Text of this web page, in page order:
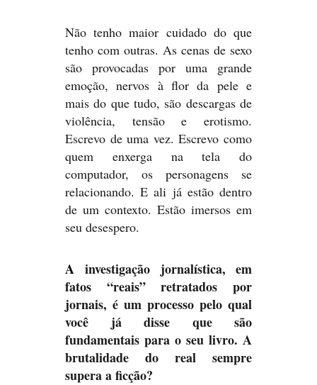
Não tenho maior cuidado do que
tenho com outras. As cenas de sexo
são provocadas por uma grande
emoção, nervos à flor da pele e
mais do que tudo, são descargas de
violência, tensão e erotismo.
Escrevo de uma vez. Escrevo como
quem enxerga na tela do
computador, os personagens se
relacionando. E ali já estão dentro
de um contexto. Estão imersos em
seu desespero.
A investigação jornalística, em
fatos “reais” retratados por
jornais, é um processo pelo qual
você já disse que são
fundamentais para o seu livro. A
brutalidade do real sempre
supera a ficção?